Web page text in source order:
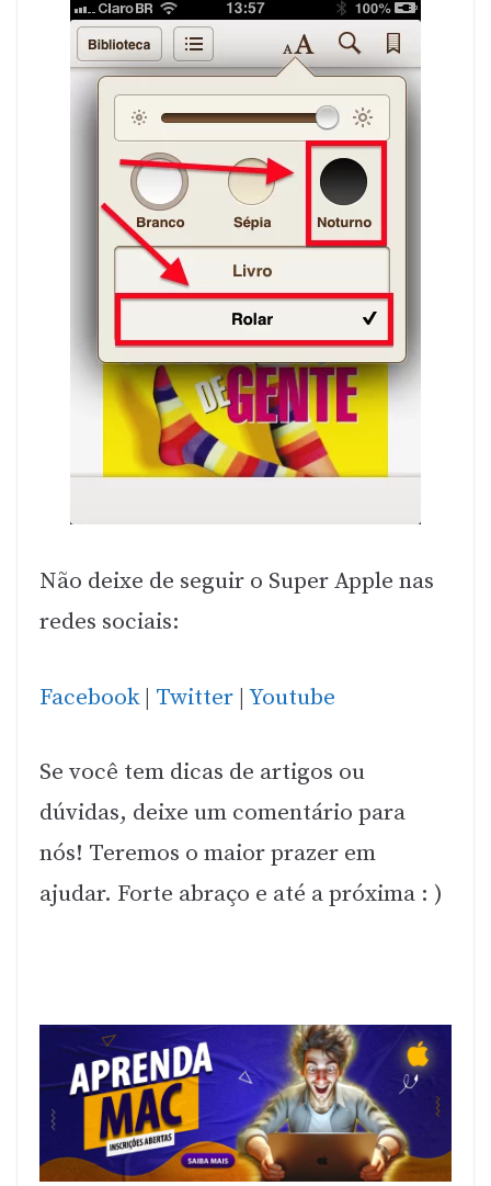
Não deixe de seguir o Super Apple nas
redes sociais:
Facebook| Twitter | Youtube
Se você tem dicas de artigos ou
dúvidas, deixe um comentário para
nós! Teremos o maior prazer em
ajudar. Forte abraço e até a próxima : )